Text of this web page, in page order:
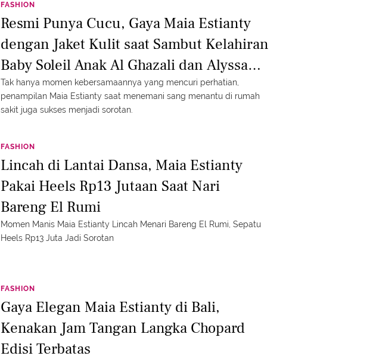
FASHION
Resmi Punya Cucu, Gaya Maia Estianty
dengan Jaket Kulit saat Sambut Kelahiran
Baby Soleil Anak Al Ghazali dan Alyssa
Daguise
Tak hanya momen kebersamaannya yang mencuri perhatian,
penampilan Maia Estianty saat menemani sang menantu di rumah
sakit juga sukses menjadi sorotan.
FASHION
Lincah di Lantai Dansa, Maia Estianty
Pakai Heels Rp13 Jutaan Saat Nari
Bareng El Rumi
Momen Manis Maia Estianty Lincah Menari Bareng El Rumi, Sepatu
Heels Rp13 Juta Jadi Sorotan
FASHION
Gaya Elegan Maia Estianty di Bali,
Kenakan Jam Tangan Langka Chopard
Edisi Terbatas